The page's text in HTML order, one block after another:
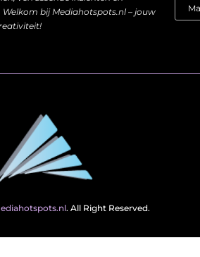
bij Mediahotspots.nl – jouw
. All Right Reserved.